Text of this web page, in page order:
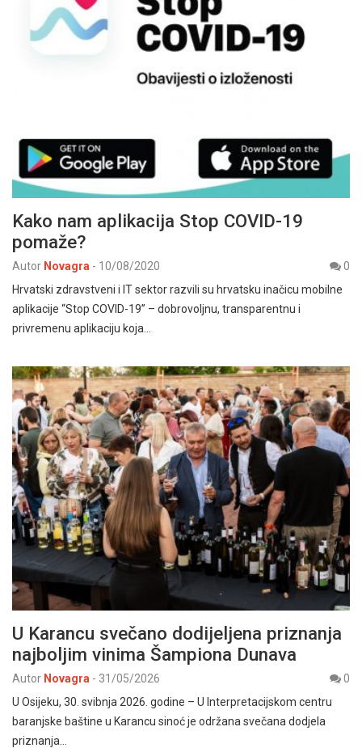
Kako nam aplikacija Stop COVID-19
pomaže?
Autor Novagra - 10/08/2020
0
Hrvatski zdravstveni i IT sektor razvili su hrvatsku inačicu mobilne
aplikacije “Stop COVID-19” – dobrovoljnu, transparentnu i
privremenu aplikaciju koja…
U Karancu svečano dodijeljena priznanja
najboljim vinima Šampiona Dunava
Autor Novagra - 31/05/2026
0
U Osijeku, 30. svibnja 2026. godine – U Interpretacijskom centru
baranjske baštine u Karancu sinoć je održana svečana dodjela
priznanja…